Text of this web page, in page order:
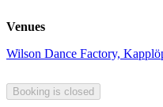
Venues
Wilson Dance Factory,